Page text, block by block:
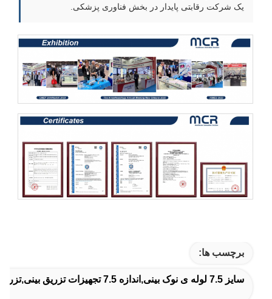
یک شرکت رقابتی پایدار در بخش فناوری پزشکی.
برچسب ها:
سایز 7.5 لوله ی نوک بینی,اندازه 7.5 تجهیزات تزریق بینی,تزریق پیش سازان به داخل بینی